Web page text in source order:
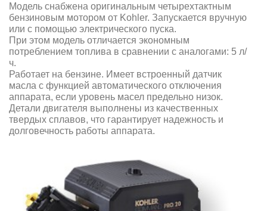
Модель снабжена оригинальным четырехтактным
бензиновым мотором от Kohler. Запускается вручную
или с помощью электрического пуска.
При этом модель отличается экономным
потреблением топлива в сравнении с аналогами: 5 л/
ч.
Работает на бензине. Имеет встроенный датчик
масла с функцией автоматического отключения
аппарата, если уровень масел предельно низок.
Детали двигателя выполнены из качественных
твердых сплавов, что гарантирует надежность и
долговечность работы аппарата.